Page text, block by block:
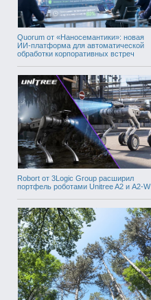
Quorum от «Наносемантики»: новая
ИИ-платформа для автоматической
обработки корпоративных встреч
Robort от 3Logic Group расширил
портфель роботами Unitree A2 и A2-W